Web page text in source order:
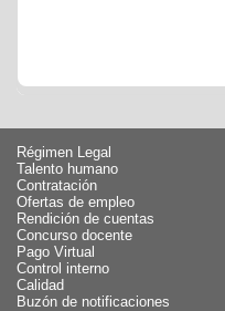
Régimen Legal
Talento humano
Contratación
Ofertas de empleo
Rendición de cuentas
Concurso docente
Pago Virtual
Control interno
Calidad
Buzón de notificaciones